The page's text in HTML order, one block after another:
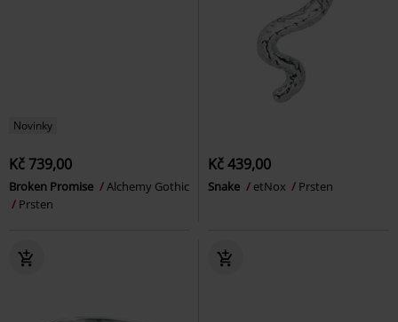
Novinky
Kč 739,00
Broken Promise
Alchemy Gothic
Prsten
Kč 439,00
Snake etNox Prsten